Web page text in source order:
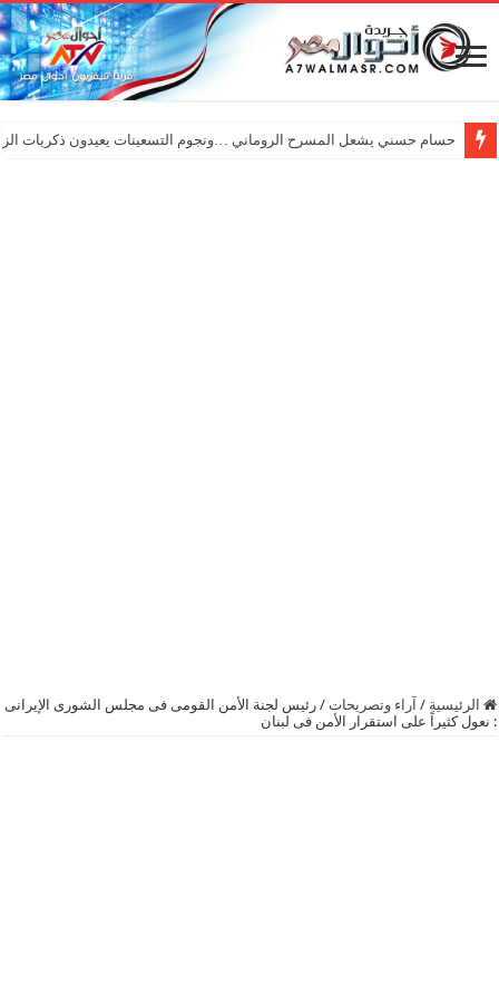
حسام حسني يشعل المسرح الروماني …ونجوم التسعينات يعيدون ذكريات
الرئيسية / آراء وتصريحات / رئيس لجنة الأمن القومى فى مجلس الشورى الإيرانى
: نعول كثيراً على استقرار الأمن فى ‫‏لبنان‬